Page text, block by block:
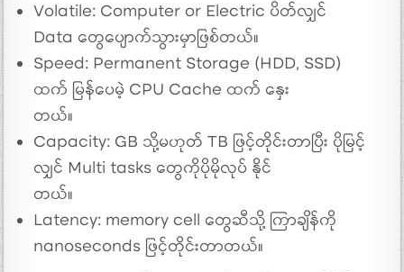
Volatile: Computer or Electric ပိတ်လျှင်
Data တွေပျောက်သွားမှာဖြစ်တယ်။
Speed: Permanent Storage (HDD, SSD)
ထက် မြန်ပေမဲ့ CPU Cache ထက် နှေး
တယ်။
Capacity: GB သို့မဟုတ် TB ဖြင့်တိုင်းတာပြီး ပိုမြင့်
လျှင် Multi tasks တွေကိုပိုမိုလုပ် နိုင်
တယ်။
Latency: memory cell တွေဆီသို့ ကြာချိန်ကို
nanoseconds ဖြင့်တိုင်းတာတယ်။